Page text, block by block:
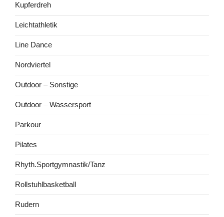
Kupferdreh
Leichtathletik
Line Dance
Nordviertel
Outdoor – Sonstige
Outdoor – Wassersport
Parkour
Pilates
Rhyth.Sportgymnastik/Tanz
Rollstuhlbasketball
Rudern